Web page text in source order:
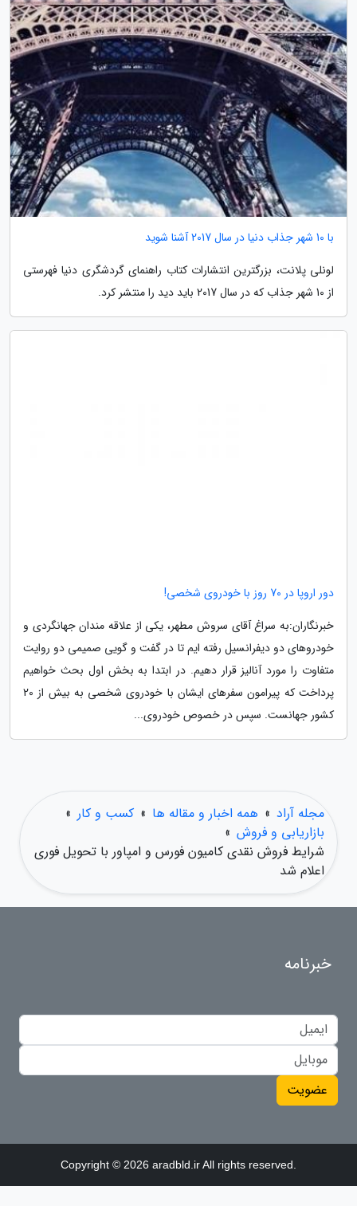
با 10 شهر جذاب دنیا در سال 2017 آشنا شوید
لونلی پلانت، بزرگترین انتشارات کتاب راهنمای گردشگری دنیا فهرستی
از 10 شهر جذاب که در سال 2017 باید دید را منتشر کرد.
دور اروپا در 70 روز با خودروی شخصی!
خبرنگاران:به سراغ آقای سروش مطهر، یکی از علاقه مندان جهانگردی و
خودروهای دو دیفرانسیل رفته ایم تا در گفت و گویی صمیمی دو روایت
متفاوت را مورد آنالیز قرار دهیم. در ابتدا به بخش اول بحث خواهیم
پرداخت که پیرامون سفرهای ایشان با خودروی شخصی به بیش از 20
کشور جهانست. سپس در خصوص خودروی...
مجله آراد » همه اخبار و مقاله ها » کسب و کار »
بازاریابی و فروش »
شرایط فروش نقدی کامیون فورس و امپاور با تحویل فوری
اعلام شد
خبرنامه
عضویت
Copyright © 2026 aradbld.ir All rights reserved.